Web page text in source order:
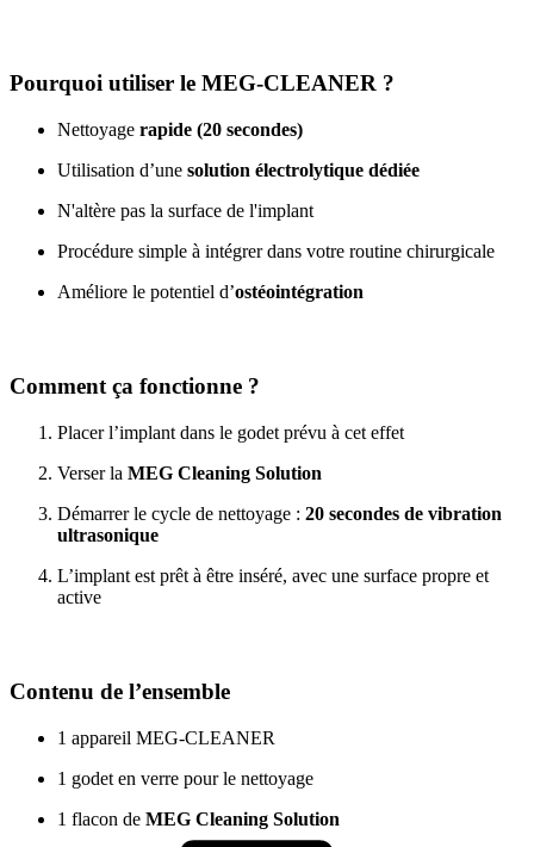
Pourquoi utiliser le MEG-CLEANER ?
Nettoyage rapide (20 secondes)
Utilisation d’une solution électrolytique dédiée
N'altère pas la surface de l'implant
Procédure simple à intégrer dans votre routine chirurgicale
Améliore le potentiel d’ostéointégration
Comment ça fonctionne ?
Placer l’implant dans le godet prévu à cet effet
Verser la MEG Cleaning Solution
Démarrer le cycle de nettoyage : 20 secondes de vibration
ultrasonique
L’implant est prêt à être inséré, avec une surface propre et
active
Contenu de l’ensemble
1 appareil MEG-CLEANER
1 godet en verre pour le nettoyage
1 flacon de MEG Cleaning Solution